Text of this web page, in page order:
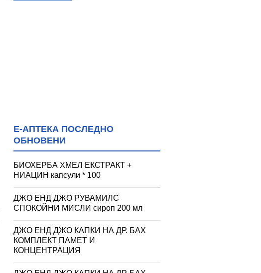
Е-АПТЕКА ПОСЛЕДНО
ОБНОВЕНИ
БИОХЕРБА ХМЕЛ ЕКСТРАКТ +
НИАЦИН капсули * 100
ДЖО ЕНД ДЖО РУВАМИЛС
СПОКОЙНИ МИСЛИ сироп 200 мл
ДЖО ЕНД ДЖО КАПКИ НА ДР. БАХ
КОМПЛЕКТ ПАМЕТ И
КОНЦЕНТРАЦИЯ